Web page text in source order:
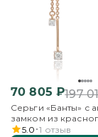
70 805 ₽197
Серьги «Банты» с
замком из
фианитами
5.0 1 отзыв